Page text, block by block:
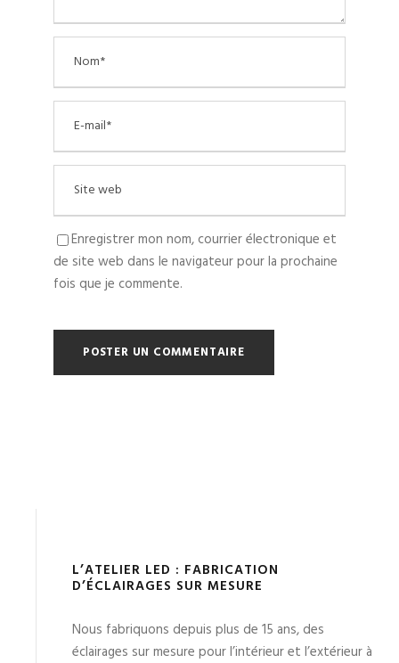
Enregistrer mon nom, courrier électronique et
de site web dans le navigateur pour la prochaine
fois que je commente.
L’ATELIER LED : FABRICATION
D’ÉCLAIRAGES SUR MESURE
Nous fabriquons depuis plus de 15 ans, des
éclairages sur mesure pour l’intérieur et l’extérieur à